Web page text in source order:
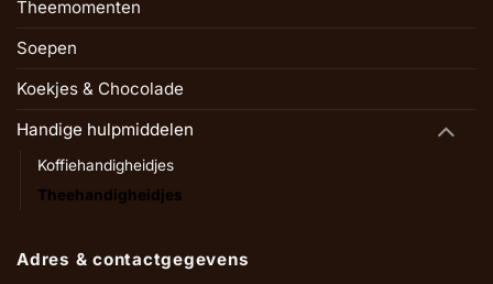
Theemomenten
Soepen
Koekjes & Chocolade
Handige hulpmiddelen
Koffiehandigheidjes
Theehandigheidjes
Adres & contactgegevens